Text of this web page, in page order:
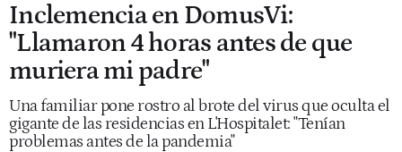
Inclemencia en DomusVi:
"Llamaron 4 horas antes de que
muriera mi padre"
Una familiar pone rostro al brote del virus que oculta el
gigante de las residencias en L'Hospitalet: "Tenían
problemas antes de la pandemia"